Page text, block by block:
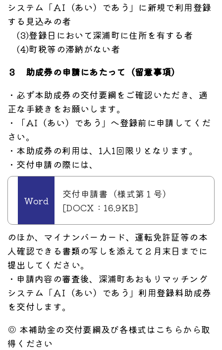
システム「ＡI（あい）であう」に新規で利用登録
する見込みの者
(3)登録日において深浦町に住所を有する者
(4)町税等の滞納がない者
３ 助成券の申請にあたって（留意事項）
・必ず本助成券の交付要綱をご確認いただき、適
正な手続きをお願いします。
・「AI（あい）であう」へ登録前に申請してくだ
さい。
・本助成券の利用は、1人1回限りとなります。
・交付申請の際には、
交付申請書（様式第１号）
[DOCX：16.9KB]
のほか、マイナンバーカード、運転免許証等の本
人確認できる書類の写しを添えて２月末日までに
提出してください。
・申請内容の審査後、深浦町あおもりマッチング
システム「ＡI（あい）であう」利用登録料助成券
を交付します。
◎ 本補助金の交付要綱及び各様式はこちらから取
得ください